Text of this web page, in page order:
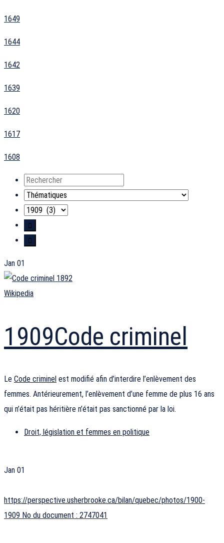
1649
1644
1642
1639
1620
1617
1608
Rechercher
Thématiques
Années
Jan 01
Wikipedia
1909Code criminel
Le Code criminel est modifié afin d’interdire l’enlèvement des
femmes. Antérieurement, l’enlèvement d’une femme de plus 16 ans
qui n’était pas héritière n’était pas sanctionné par la loi.
Droit, législation et femmes en politique
Jan 01
https://perspective.usherbrooke.ca/bilan/quebec/photos/1900-
1909 No du document : 2747041